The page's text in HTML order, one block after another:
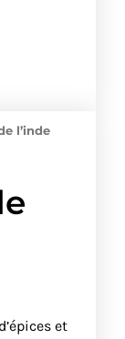
l’inde
et